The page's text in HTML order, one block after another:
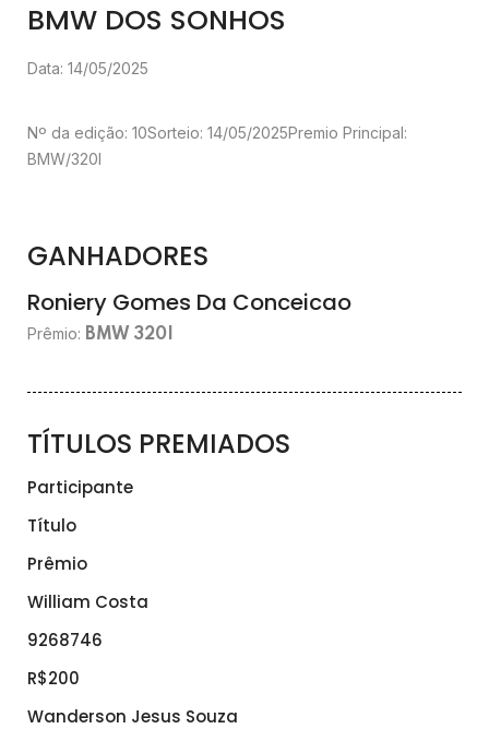
BMW DOS SONHOS
Data: 14/05/2025
Nº da edição: 10Sorteio: 14/05/2025Premio Principal:
BMW/320I
GANHADORES
Roniery Gomes Da Conceicao
Prêmio: BMW 320I
TÍTULOS PREMIADOS
Participante
Título
Prêmio
William Costa
9268746
R$200
Wanderson Jesus Souza